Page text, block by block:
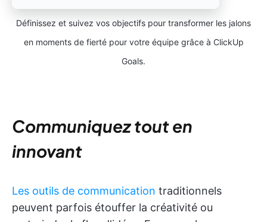
Définissez et suivez vos objectifs pour transformer les jalons
en moments de fierté pour votre équipe grâce à ClickUp
Goals.
Communiquez tout en
innovant
Les outils de communication traditionnels
peuvent parfois étouffer la créativité ou